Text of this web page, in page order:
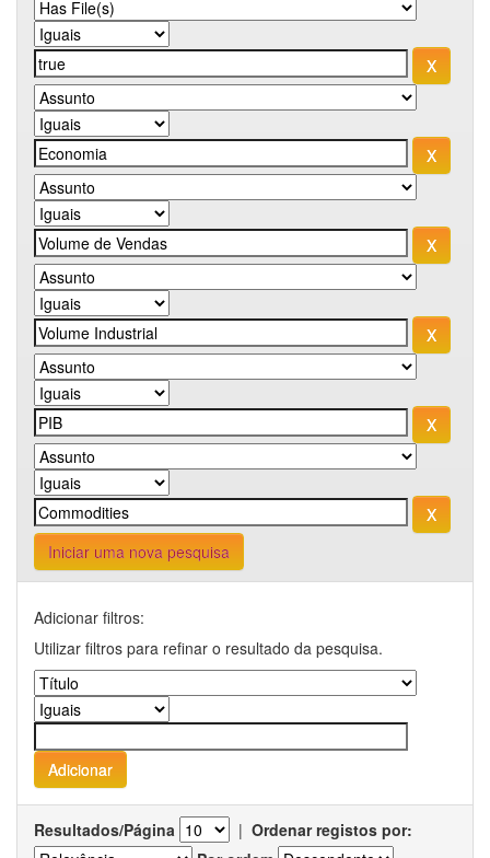
Iniciar uma nova pesquisa
Adicionar filtros:
Utilizar filtros para refinar o resultado da pesquisa.
Resultados/Página | Ordenar registos por: